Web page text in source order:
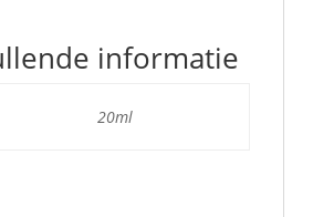
informatie
20ml